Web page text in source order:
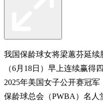
我国保龄球女将梁蕙芬延
（6月18日）早上连续赢得
2025年美国女子公开赛冠
保龄球总会（PWBA）名人